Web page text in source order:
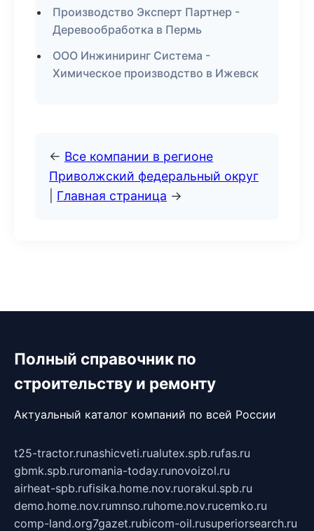
Производство Эксперт Партнер -
Деревообработка в Пермь
ООО Инжиниринг Система -
Химическое производство в Ижевск
← Все компании в регионе
Приволжский федеральный округ
Главная страница →
Полный справочник по
строительству и ремонту
Актуальный каталог компаний по всей России
t25-tractor.runashicveti.rualutex.spb.rufas.ru
gbmk.spb.ruromania-today.runovoizol.ru
airheat-spb.rufisika.home.nov.ruorakul.spb.ru
demo.home.nov.rumnso.ruhome.nov.rucemko.ru
comp-land.org7gazet.rubicom-oil.rusuperiorsearch.ru